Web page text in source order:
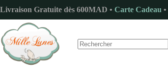
au
contenu
Livraison Gratuite dès 600MAD • Carte Cadeau •